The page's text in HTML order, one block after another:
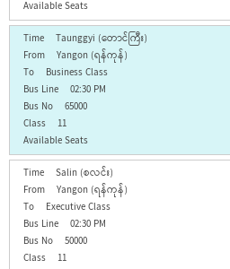
Taunggyi (တောင်ကြီး)
Yangon (ရန်ကုန်)
Business Class
02:30 PM
65000
11
Salin (စလင်း)
Yangon (ရန်ကုန်)
Executive Class
02:30 PM
50000
11